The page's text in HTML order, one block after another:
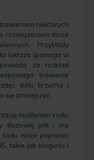
niektórych
rozwiązaniem może
Przykłady
laktaza (pomaga w
za rozkład
trawienie
bólu brzucha i
się zmniejszyć.
maślanem sodu,
śluzowej jelit i ma
sodu może poprawić
takie jak biegunki i